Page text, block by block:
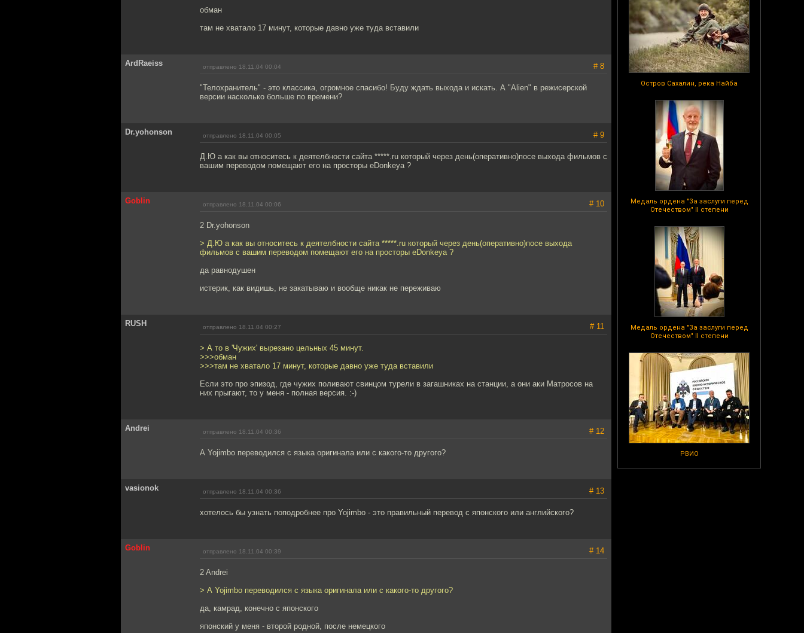
Остров Сахалин, река Найба
Медаль ордена "За заслуги перед
Отечеством" II степени
Медаль ордена "За заслуги перед
Отечеством" II степени
РВИО
обман
там не хватало 17 минут, которые давно уже туда вставили
ArdRaeiss отправлено 18.11.04 00:04 # 8
"Телохранитель" - это классика, огромное спасибо! Буду ждать выхода и искать. А "Alien" в режисерской
версии насколько больше по времени?
Dr.yohonson отправлено 18.11.04 00:05 # 9
Д.Ю а как вы относитесь к деятелбности сайта *****.ru который через день(оперативно)посе выхода фильмов с
вашим переводом помещают его на просторы eDonkeyа ?
Goblin отправлено 18.11.04 00:06 # 10
2 Dr.yohonson
> Д.Ю а как вы относитесь к деятелбности сайта *****.ru который через день(оперативно)посе выхода
фильмов с вашим переводом помещают его на просторы eDonkeyа ?
да равнодушен
истерик, как видишь, не закатываю и вообще никак не переживаю
RUSH отправлено 18.11.04 00:27 # 11
> А то в 'Чужих' вырезано цельных 45 минут.
>>>обман
>>>там не хватало 17 минут, которые давно уже туда вставили
Если это про эпизод, где чужих поливают свинцом турели в загашниках на станции, а они аки Матросов на
них прыгают, то у меня - полная версия. :-)
Andrei отправлено 18.11.04 00:36 # 12
А Yojimbo переводился с языка оригинала или с какого-то другого?
vasionok отправлено 18.11.04 00:36 # 13
хотелось бы узнать поподробнее про Yojimbo - это правильный перевод с японского или английского?
Goblin отправлено 18.11.04 00:39 # 14
2 Andrei
> А Yojimbo переводился с языка оригинала или с какого-то другого?
да, камрад, конечно с японского
японский у меня - второй родной, после немецкого